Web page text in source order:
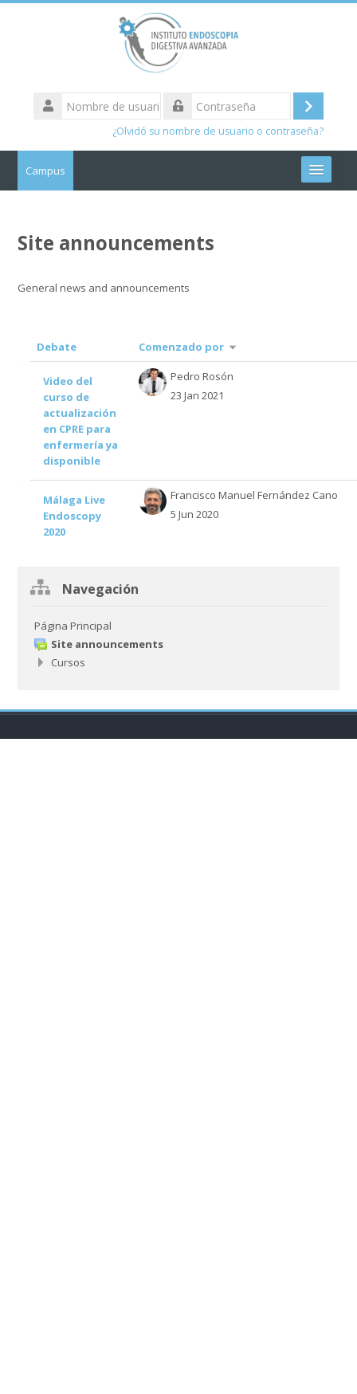
Nombre
de
Acceder
¿Olvidó su nombre de usuario o contraseña?
Campus
Buscar
cursos
Site announcements
General news and announcements
Mostrando
2
discusiones
Debate Comenzado por
Video del
curso de
actualización
en CPRE para
enfermería ya
disponible
Pedro Rosón
23 Jan 2021
Málaga Live
Endoscopy
2020
Francisco Manuel Fernández Cano
5 Jun 2020
NavegaciónNavegación
Página Principal
Site announcements
Cursos